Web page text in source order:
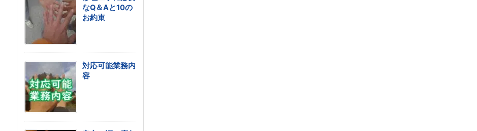
なQ＆Aと10の
お約束
対応可能業務内
容